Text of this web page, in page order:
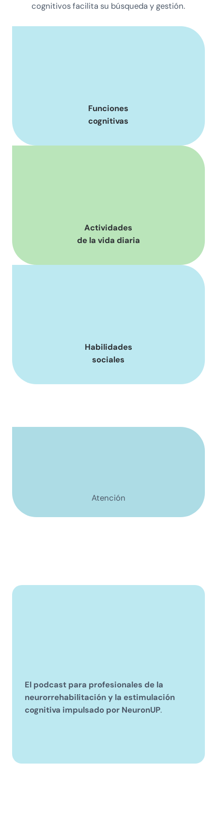
cognitivos facilita su búsqueda y gestión.
Funciones
cognitivas
Actividades
de la vida diaria
Habilidades
sociales
Atención
El podcast para profesionales de la
neurorrehabilitación y la estimulación
cognitiva impulsado por NeuronUP.